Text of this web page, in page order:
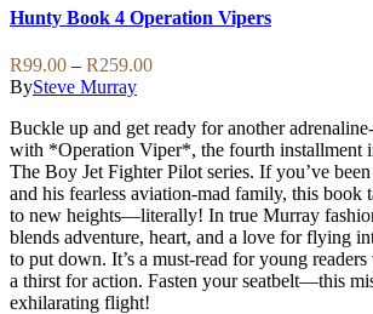
options
may
be
chosen
on
the
product
page
has
multiple
variants.
The
options
may
be
chosen
on
the
product
page
Hunty Book 4 Operation Vipers
R99.00 – R259.00Price
through
R259.00
BySteve Murray
Buckle up and get ready for another
with *Operation Viper*, the fourth installment
The Boy Jet Fighter Pilot series. If you’ve
and his fearless aviation-mad family, this book
to new heights—literally! In true Murray
blends adventure, heart, and a love for flying
to put down. It’s a must-read for young
a thirst for action. Fasten your seatbelt—this
exhilarating flight!